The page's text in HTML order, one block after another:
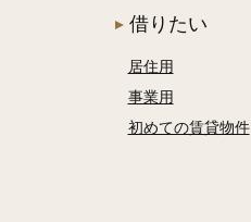
借りたい
居住用
事業用
初めての賃貸物件